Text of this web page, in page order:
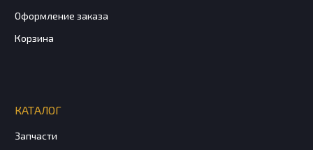
Оформление заказа
Корзина
КАТАЛОГ
Запчасти